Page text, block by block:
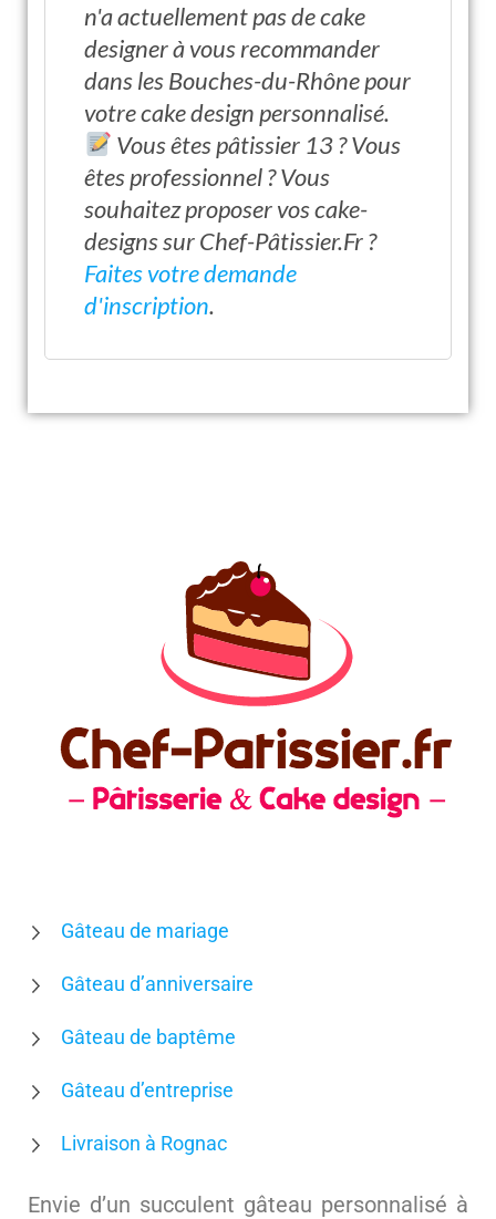
n'a actuellement pas de cake
designer à vous recommander
dans les Bouches-du-Rhône pour
votre cake design personnalisé.
Vous êtes pâtissier 13 ? Vous
êtes professionnel ? Vous
souhaitez proposer vos cake-
designs sur Chef-Pâtissier.Fr ?
Faites votre demande
d'inscription.
Gâteau de mariage
Gâteau d’anniversaire
Gâteau de baptême
Gâteau d’entreprise
Livraison à Rognac
Envie d’un succulent gâteau personnalisé à